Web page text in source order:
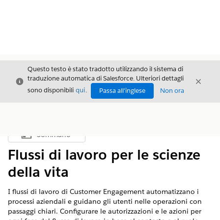
Chiudi
Questo testo è stato tradotto utilizzando il sistema di
traduzione automatica di Salesforce. Ulteriori dettagli
sono disponibili qui. Passa all'inglese Non ora
Chiudi
Mostra sommario
Sommario
Flussi di lavoro per le scienze
della vita
I flussi di lavoro di Customer Engagement automatizzano i
processi aziendali e guidano gli utenti nelle operazioni con
passaggi chiari. Configurare le autorizzazioni e le azioni per